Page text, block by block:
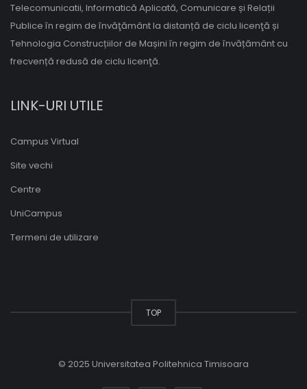
Telecomunicatii, Informatică Aplicată, Comunicare și Relații
Publice în regim de învăţământ la distanță de ciclu licenţă și
Tehnologia Construcțiilor de Mașini în regim de învățământ cu
frecvență redusă de ciclu licenţă.
LINK-URI UTILE
Campus Virtual
Site vechi
Centre
UniCampus
Termeni de utilizare
TOP
© 2025 Universitatea Politehnica Timisoara